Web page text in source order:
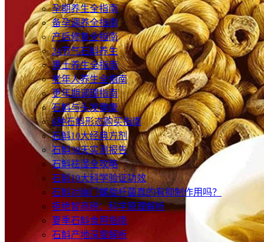
孕期养生全指南
备孕调养全指南
产后修复全指南
24节气石斛养生
男士养生全指南
老年人养生全指南
更年期调理指南
石斛与头发健康
6种石斛形态购买指南
石斛10大经典方剂
石斛30天实测报告
石斛祛湿全攻略
石斛10大科学验证功效
石斛对幽门螺旋杆菌真的有抑制作用吗？
拒绝智商税：科学原理解析
夏季石斛食用指南
石斛产地深度解析